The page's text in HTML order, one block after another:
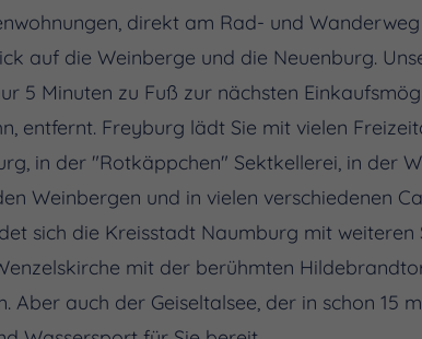
direkt am Rad- und
auf die Weinberge und die Neuenburg.
5 Minuten zu Fuß zur nächsten
entfernt. Freyburg lädt Sie mit vielen
in der "Rotkäppchen" Sektkellerei, in der
Weinbergen und in vielen verschiedenen
sich die Kreisstadt Naumburg mit weiteren
mit der berühmten
Aber auch der Geiseltalsee, der in schon 15